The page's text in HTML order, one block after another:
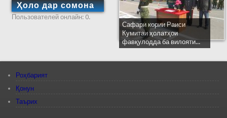
Ҳоло дар сомона
Пользователей онлайн: 0.
Сафари кории Раиси
Кумитаи ҳолатҳои
фавқулодда ба вилояти...
Роҳбарият
Қонун
Таърих